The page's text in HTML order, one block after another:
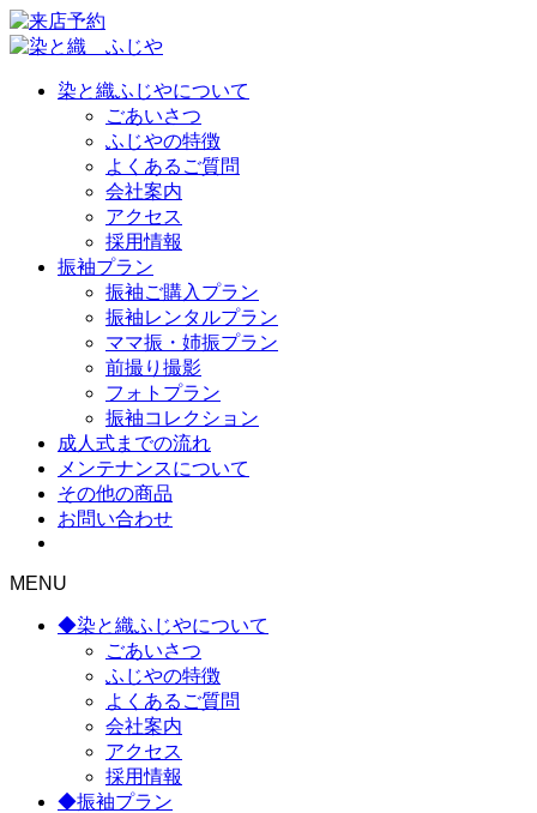
染と織ふじやについて
ごあいさつ
ふじやの特徴
よくあるご質問
会社案内
アクセス
採用情報
振袖プラン
振袖ご購入プラン
振袖レンタルプラン
ママ振・姉振プラン
前撮り撮影
フォトプラン
振袖コレクション
成人式までの流れ
メンテナンスについて
その他の商品
お問い合わせ
MENU
◆染と織ふじやについて
ごあいさつ
ふじやの特徴
よくあるご質問
会社案内
アクセス
採用情報
◆振袖プラン